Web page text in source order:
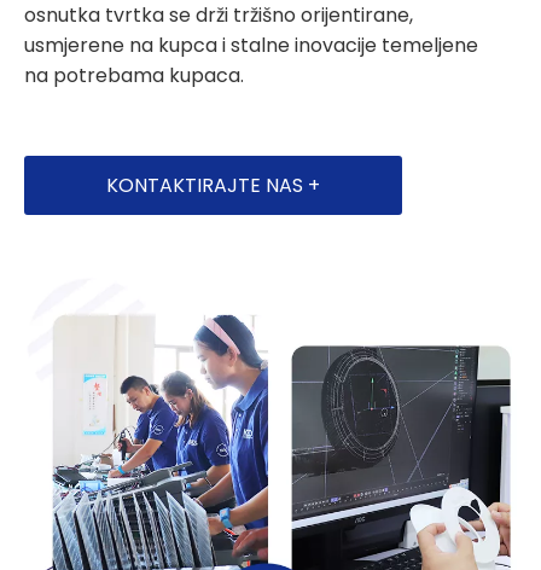
osnutka tvrtka se drži tržišno orijentirane,
usmjerene na kupca i stalne inovacije temeljene
na potrebama kupaca.
KONTAKTIRAJTE NAS +